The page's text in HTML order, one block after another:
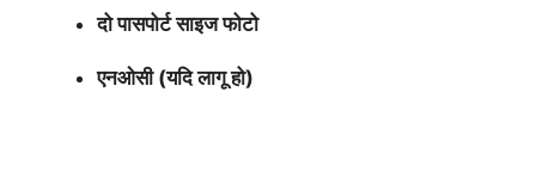
दो पासपोर्ट साइज फोटो
एनओसी (यदि लागू हो)